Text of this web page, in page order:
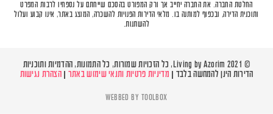
החלטת החברה. את החברה יחייב אך ורק המפורט בהסכם שייחתם על נספחיו לרבות המפרט
ותוכנית הדירה, ובכפוף למותנה בו. מלאי הדירות הפנויות להשכרה, המוצג באתר, אינו קבוע ועלול
להשתנות.
© Living by Azorim 2021, כל הזכויות שמורות, כל התמונות, ההדמיות ותוכניות
הדירות הינן להמחשה בלבד |
מדיניות פרטיות ותנאי שימוש באתר הצהרת נגישות
WEBBED BY TOOLBOX